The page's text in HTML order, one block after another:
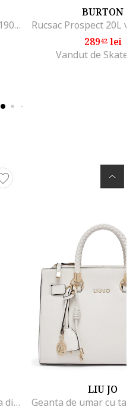
Rucsac negru CM7713 119 19013, Negru
BURTON
28942lei
Vandut de
Geanta crossbody cu bareta din lant, Alb murdar
LIU JO